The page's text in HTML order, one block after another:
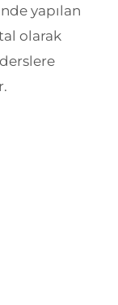
yapılan
olarak